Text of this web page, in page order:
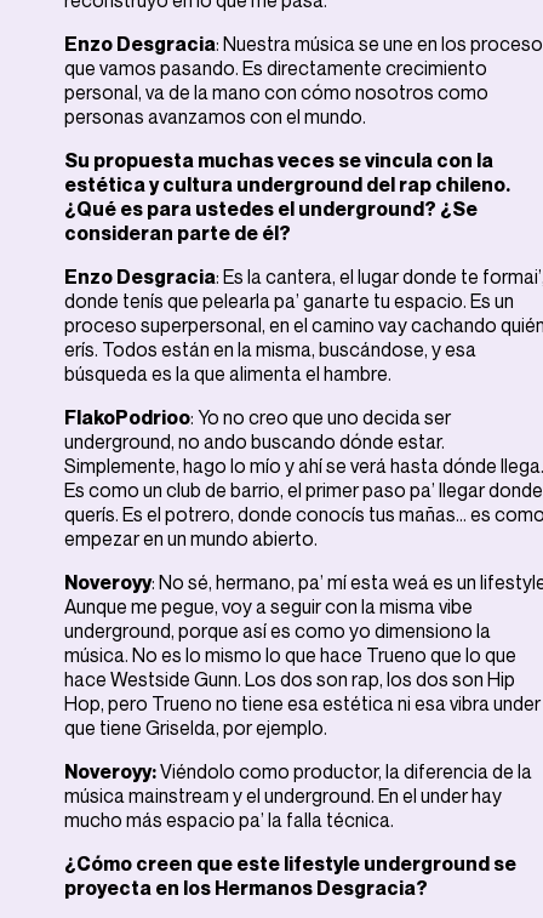
Enzo Desgracia: Nuestra música se une en los
que vamos pasando. Es directamente crecimiento
personal, va de la mano con cómo nosotros como
personas avanzamos con el mundo.
Su propuesta muchas veces se vincula con la
estética y cultura underground del rap chileno.
¿Qué es para ustedes el underground? ¿Se
consideran parte de él?
Enzo Desgracia: Es la cantera, el lugar donde te
donde tenís que pelearla pa’ ganarte tu espacio. Es un
proceso superpersonal, en el camino vay cachando
erís. Todos están en la misma, buscándose, y esa
búsqueda es la que alimenta el hambre.
FlakoPodrioo: Yo no creo que uno decida ser
underground, no ando buscando dónde estar.
Simplemente, hago lo mío y ahí se verá hasta dónde llega.
Es como un club de barrio, el primer paso pa’ llegar donde
querís. Es el potrero, donde conocís tus mañas… es
empezar en un mundo abierto.
Noveroyy: No sé, hermano, pa’ mí esta weá es un
Aunque me pegue, voy a seguir con la misma vibe
underground, porque así es como yo dimensiono la
música. No es lo mismo lo que hace Trueno que lo que
hace Westside Gunn. Los dos son rap, los dos son Hip
Hop, pero Trueno no tiene esa estética ni esa vibra under
que tiene Griselda, por ejemplo.
Noveroyy:Viéndolo como productor, la diferencia de la
música mainstream y el underground. En el under hay
mucho más espacio pa’ la falla técnica.
¿Cómo creen que este lifestyle underground se
proyecta en los Hermanos Desgracia?